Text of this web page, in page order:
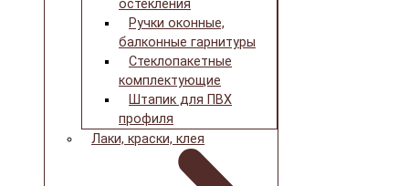
остекления
Ручки оконные,
балконные гарнитуры
Стеклопакетные
комплектующие
Штапик для ПВХ
профиля
Лаки, краски, клея